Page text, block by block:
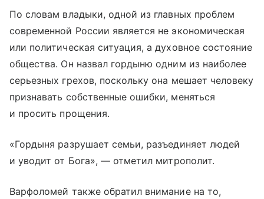
По словам владыки, одной из главных проблем
современной России является не экономическая
или политическая ситуация, а духовное состояние
общества. Он назвал гордыню одним из наиболее
серьезных грехов, поскольку она мешает человеку
признавать собственные ошибки, меняться
и просить прощения.
«Гордыня разрушает семьи, разъединяет людей
и уводит от Бога», — отметил митрополит.
Варфоломей также обратил внимание на то,